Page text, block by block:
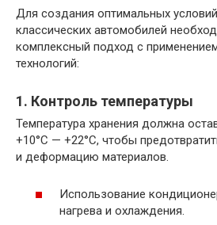
Для создания оптимальных
классических автомобилей
комплексный подход с
технологий:
1. Контроль температуры
Температура хранения должна
+10°С — +22°С, чтобы
и деформацию материалов.
Использование
нагрева и охлаждения.